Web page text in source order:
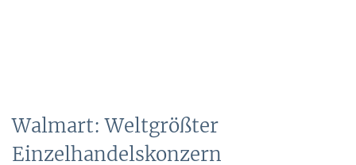
Walmart: Weltgrößter
Einzelhandelskonzern